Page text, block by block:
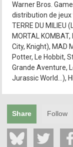
Warner Bros.
distribution de
TERRE DU MILIEU
MORTAL
City, Knight), MAD
Potter, Le Hobbit,
Grande Aventure,
Jurassic World...),
Share Follow